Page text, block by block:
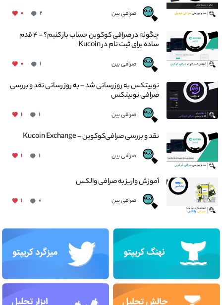
صرافی بین ۲ ۰
چگونه در صرافی کوکوین حساب باز کنیم؟ - ۴ قدم
ساده برای ثبت نام در Kucoin
صرافی بین ۱ ۰
نوبیتکس به روزرسانی شد – به روز رسانی نقد و بررسی
صرافی نوبیتکس
صرافی بین ۱ ۱
نقد و بررسی صرافی‌کوکوین – Kucoin Exchange
صرافی بین ۱ ۱
آموزش واریز به صرافی والکس
صرافی بین ۰ ۱